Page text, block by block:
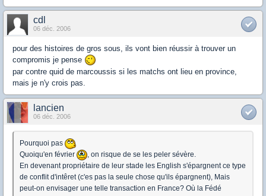
cdl
06 déc. 2006
pour des histoires de gros sous, ils vont bien réussir à trouver un
compromis je pense
par contre quid de marcoussis si les matchs ont lieu en province,
mais je n'y crois pas.
lancien
06 déc. 2006
Pourquoi pas
Quoiqu'en février
, on risque de se les peler sévère.
En devenant propriétaire de leur stade les English s'épargnent ce type
de conflit d'intêret (c'es pas la seule chose qu'ils épargnent), Mais
peut-on envisager une telle transaction en France? Où la Fédé